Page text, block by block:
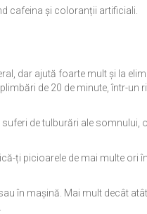
cafeina și coloranții artificiali.
dar ajută foarte mult și la
de 20 de minute, într-un
de tulburări ale somnului,
ți picioarele de mai multe ori
în mașină. Mai mult decât